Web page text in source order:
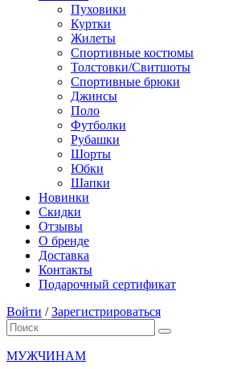
Пуховики
Куртки
Жилеты
Спортивные костюмы
Толстовки/Свитшоты
Спортивные брюки
Джинсы
Поло
Футболки
Рубашки
Шорты
Юбки
Шапки
Новинки
Скидки
Отзывы
О бренде
Доставка
Контакты
Подарочный сертификат
Войти /Зарегистрироваться
МУЖЧИНАМ